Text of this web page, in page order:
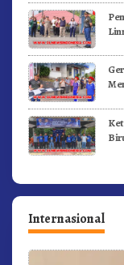
Internasional